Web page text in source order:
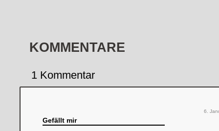
KOMMENTARE
1 Kommentar
Gefällt mir
6.